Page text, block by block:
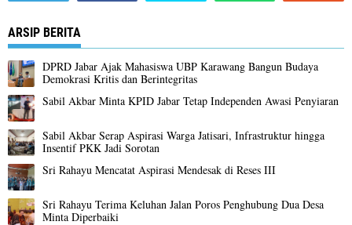
ARSIP BERITA
DPRD Jabar Ajak Mahasiswa UBP Karawang Bangun Budaya
Demokrasi Kritis dan Berintegritas
Sabil Akbar Minta KPID Jabar Tetap Independen Awasi Penyiaran
Sabil Akbar Serap Aspirasi Warga Jatisari, Infrastruktur hingga
Insentif PKK Jadi Sorotan
Sri Rahayu Mencatat Aspirasi Mendesak di Reses III
Sri Rahayu Terima Keluhan Jalan Poros Penghubung Dua Desa
Minta Diperbaiki ‎